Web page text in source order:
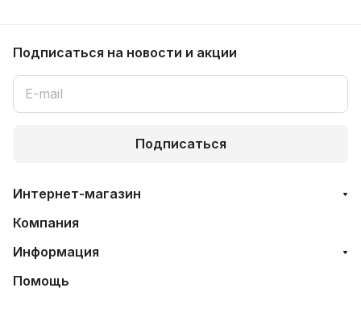
Подписаться на новости и акции
Подписаться
Интернет-магазин
Компания
Информация
Помощь